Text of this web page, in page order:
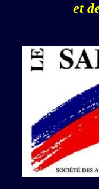
et